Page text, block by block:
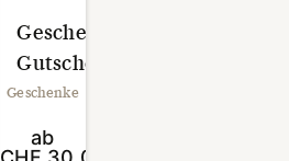
Geschenk-
Gutschein
Geschenke
ab